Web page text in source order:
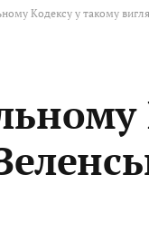
Кодексу у такому